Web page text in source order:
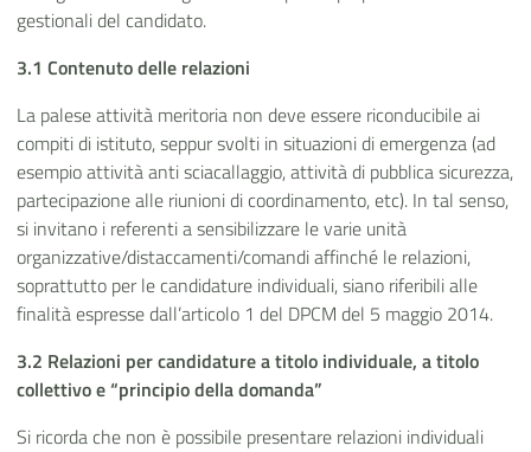
gestionali del candidato.
3.1 Contenuto delle relazioni
La palese attività meritoria non deve essere riconducibile ai
compiti di istituto, seppur svolti in situazioni di emergenza (ad
esempio attività anti sciacallaggio, attività di pubblica sicurezza,
partecipazione alle riunioni di coordinamento, etc). In tal senso,
si invitano i referenti a sensibilizzare le varie unità
organizzative/distaccamenti/comandi affinché le relazioni,
soprattutto per le candidature individuali, siano riferibili alle
finalità espresse dall’articolo 1 del DPCM del 5 maggio 2014.
3.2 Relazioni per candidature a titolo individuale, a titolo
collettivo e “principio della domanda”
Si ricorda che non è possibile presentare relazioni individuali